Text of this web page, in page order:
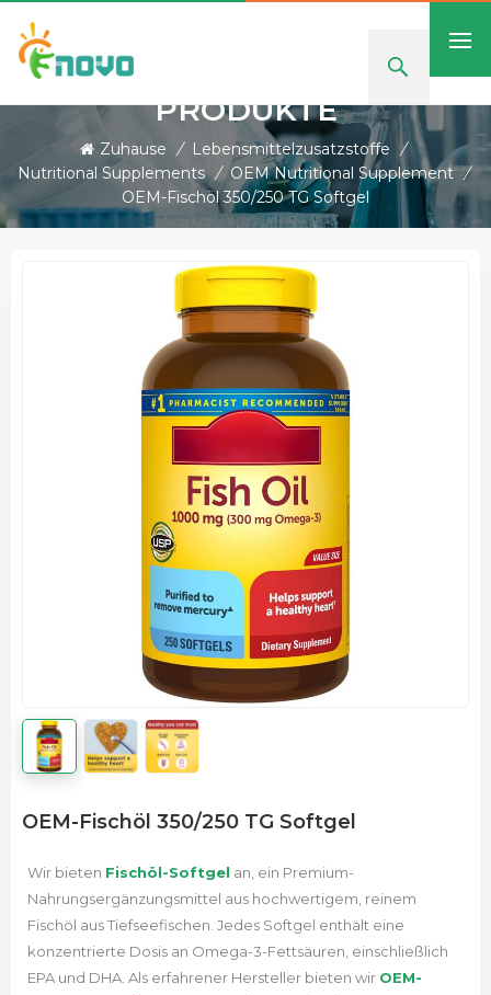
PRODUKTE
Zuhause / Lebensmittelzusatzstoffe /
Nutritional Supplements / OEM Nutritional Supplement /
OEM-Fischöl 350/250 TG Softgel
OEM-Fischöl 350/250 TG Softgel
Wir bieten Fischöl-Softgel an, ein Premium-
Nahrungsergänzungsmittel aus hochwertigem, reinem
Fischöl aus Tiefseefischen. Jedes Softgel enthält eine
konzentrierte Dosis an Omega-3-Fettsäuren, einschließlich
EPA und DHA. Als erfahrener Hersteller bieten wir OEM-